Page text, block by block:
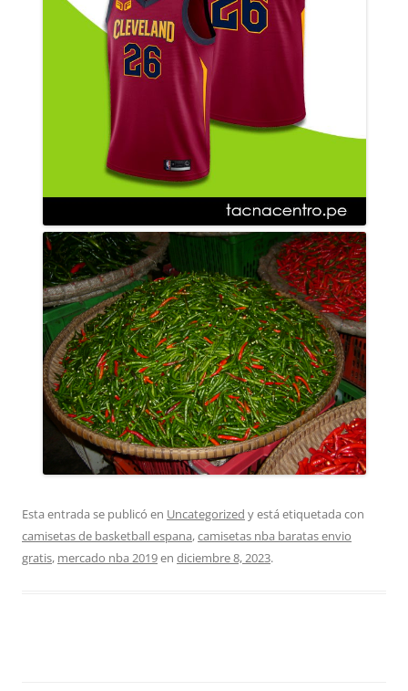
Esta entrada se publicó en Uncategorized y está etiquetada con
camisetas de basketball espana,camisetas nba baratas envio
gratis, mercado nba 2019en diciembre 8, 2023.